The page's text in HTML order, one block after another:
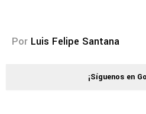
Por Luis Felipe Santana
¡Síguenos en